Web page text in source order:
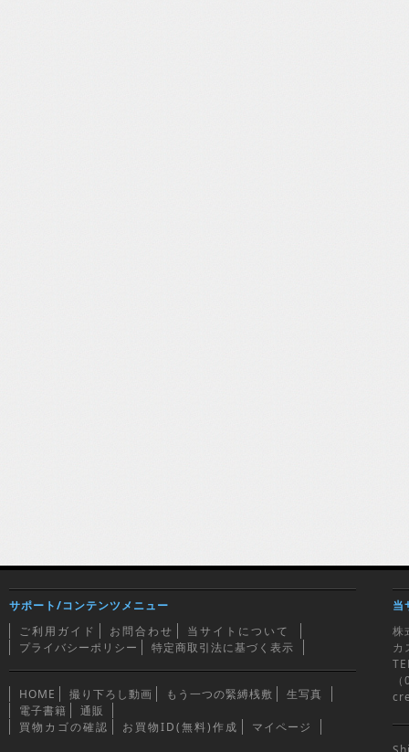
サポート/コンテンツメニュー
ご利用ガイド
お問合わせ
当サイトについて
プライバシーポリシー
特定商取引法に基づく表示
HOME 撮り下ろし動画 もう一つの緊縛桟敷
生写真
電子書籍
通販
買物カゴの確認
お買物ID(無料)作成 マイページ
当
株
カ